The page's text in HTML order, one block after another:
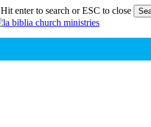
Hit enter to search or ESC to close